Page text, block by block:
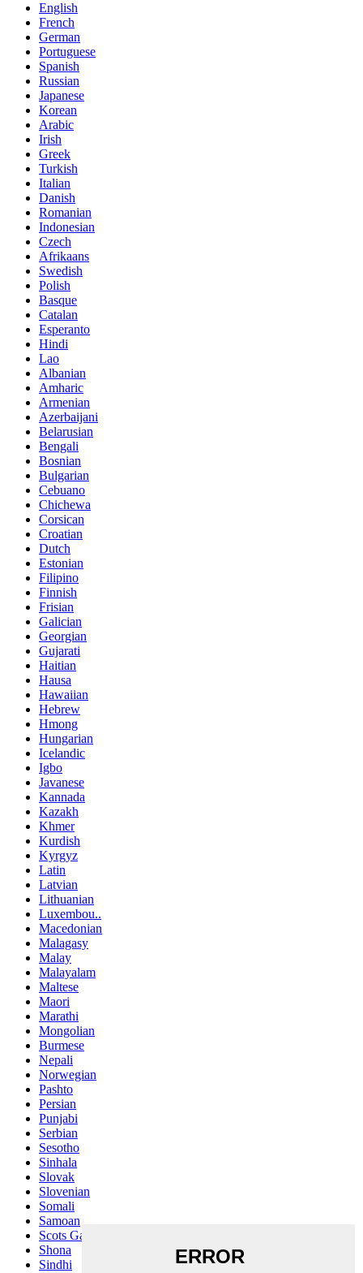
English
French
German
Portuguese
Spanish
Russian
Japanese
Korean
Arabic
Irish
Greek
Turkish
Italian
Danish
Romanian
Indonesian
Czech
Afrikaans
Swedish
Polish
Basque
Catalan
Esperanto
Hindi
Lao
Albanian
Amharic
Armenian
Azerbaijani
Belarusian
Bengali
Bosnian
Bulgarian
Cebuano
Chichewa
Corsican
Croatian
Dutch
Estonian
Filipino
Finnish
Frisian
Galician
Georgian
Gujarati
Haitian
Hausa
Hawaiian
Hebrew
Hmong
Hungarian
Icelandic
Igbo
Javanese
Kannada
Kazakh
Khmer
Kurdish
Kyrgyz
Latin
Latvian
Lithuanian
Luxembou..
Macedonian
Malagasy
Malay
Malayalam
Maltese
Maori
Marathi
Mongolian
Burmese
Nepali
Norwegian
Pashto
Persian
Punjabi
Serbian
Sesotho
Sinhala
Slovak
Slovenian
Somali
Samoan
Scots Gaelic
Shona
Sindhi